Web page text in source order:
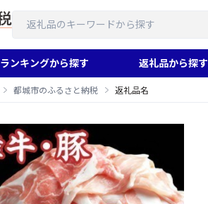
ランキングから探す 返礼品から探す
都城市のふるさと納税 返礼品名